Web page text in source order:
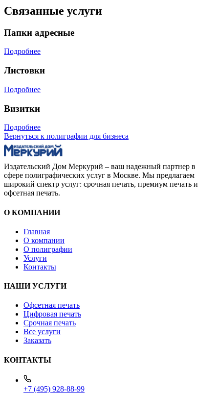
Связанные услуги
Папки адресные
Подробнее
Листовки
Подробнее
Визитки
Подробнее
Вернуться к полиграфии для бизнеса
Издательский Дом Меркурий – ваш надежный партнер в
сфере полиграфических услуг в Москве. Мы предлагаем
широкий спектр услуг: срочная печать, премиум печать и
офсетная печать.
О КОМПАНИИ
Главная
О компании
О полиграфии
Услуги
Контакты
НАШИ УСЛУГИ
Офсетная печать
Цифровая печать
Срочная печать
Все услуги
Заказать
КОНТАКТЫ
+7 (495) 928-88-99